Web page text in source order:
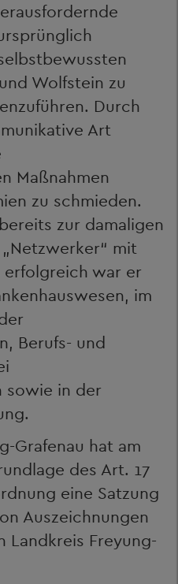
Wolfstein zu
Durch
Art
Maßnahmen
zu schmieden.
zur damaligen
mit
war er
im
Berufs- und
sowie in der
Grafenau hat am
des Art. 17
eine Satzung
Auszeichnungen
Landkreis Freyung-